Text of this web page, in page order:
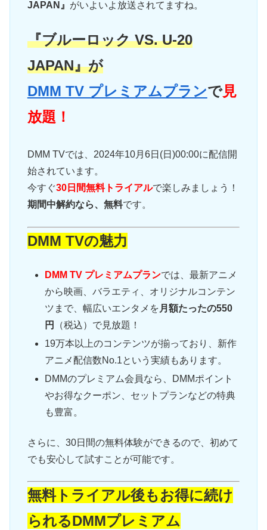
JAPAN』 がいよいよ放送されてますね。
『ブルーロック VS. U-20
JAPAN』が
DMM TV プレミアムプランで見
放題！
DMM TVでは、2024年10月6日(日)00:00に配信開
始されています。
今すぐ30日間無料トライアルで楽しみましょう！
期間中解約なら、無料です。
DMM TVの魅力
DMM TV プレミアムプランでは、最新アニメ
から映画、バラエティ、オリジナルコンテン
ツまで、幅広いエンタメを 月額たったの550
円
（税込）で見放題！
19万本以上のコンテンツが揃っており、新作
アニメ配信数No.1という実績もあります。
DMMのプレミアム会員なら、DMMポイント
やお得なクーポン、セットプランなどの特典
も豊富。
さらに、30日間の無料体験ができるので、初めて
でも安心して試すことが可能です。
無料トライアル後もお得に続け
られるDMMプレミアム